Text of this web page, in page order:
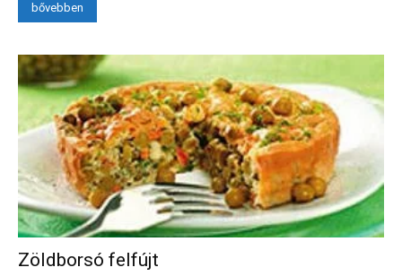
bővebben
Zöldborsó felfújt